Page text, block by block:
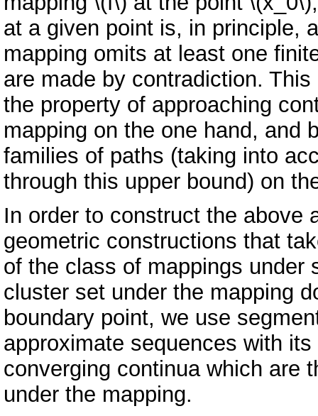
at a given point is, in principle,
mapping omits at least one
are made by contradiction.
the property of approaching
mapping on the one hand, and
families of paths (taking into
through this upper bound) on
In order to construct the above
geometric constructions that
of the class of mappings under
cluster set under the mapping
boundary point, we use
approximate sequences with
converging continua which are
under the mapping.